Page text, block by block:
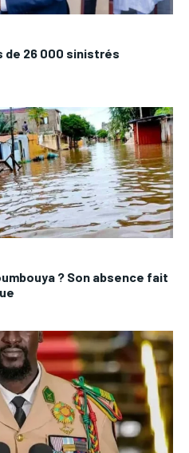
de 26 000 sinistrés
? Son absence fait